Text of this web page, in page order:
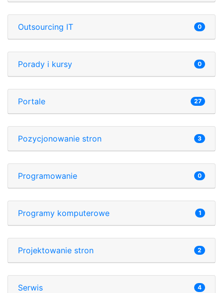
Outsourcing IT 0
Porady i kursy 0
Portale 27
Pozycjonowanie stron 3
Programowanie 0
Programy komputerowe 1
Projektowanie stron 2
Serwis 4